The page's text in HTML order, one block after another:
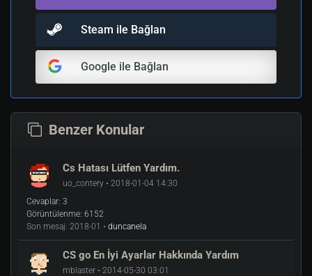
Steam ile Bağlan
Google ile Bağlan
Benzer Konular
Cs Hatası Lütfen Yardım.
uo_contery • 2018-01-04 14:30
Cevaplar: 3
Görüntülenme: 6152
Son mesaj: 2018-01 • duncanela
CS go En İyi Ayarlar Hakkında Yardım
mblaster • 2014-05-30 03:01